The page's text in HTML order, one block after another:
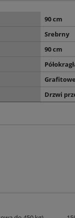
90 cm
Srebrny
90 cm
Grafitowe
Drzwi